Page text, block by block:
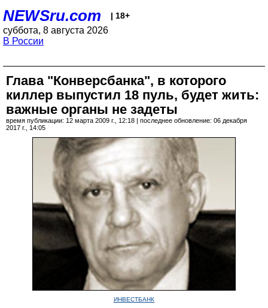
NEWSru.com | 18+
суббота, 8 августа 2026
В России
Глава "Конверсбанка", в которого
киллер выпустил 18 пуль, будет жить:
важные органы не задеты
время публикации: 12 марта 2009 г., 12:18 | последнее обновление: 06 декабря
2017 г., 14:05
ИНВЕСТБАНК